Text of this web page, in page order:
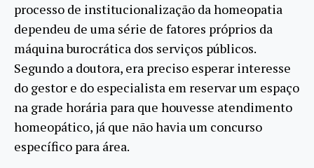
processo de institucionalização da homeopatia
dependeu de uma série de fatores próprios da
máquina burocrática dos serviços públicos.
Segundo a doutora, era preciso esperar interesse
do gestor e do especialista em reservar um espaço
na grade horária para que houvesse atendimento
homeopático, já que não havia um concurso
específico para área.